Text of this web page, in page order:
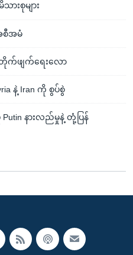
ားစုများ
စီအမံ
က်ဖျက်ရေးလော
နဲ့ Iran ကို စွပ်စွဲ
နားလည်မှုနဲ့ တုံ့ပြန်